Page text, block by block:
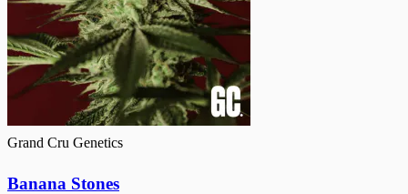
Grand Cru Genetics
Banana Stones